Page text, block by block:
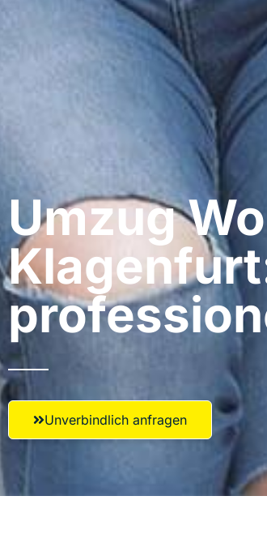
Umzug
Unverbindlich anfragen